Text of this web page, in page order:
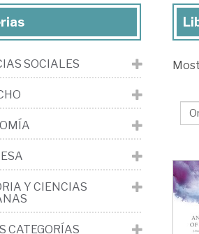
SOCIALES
Y CIENCIAS
CATEGORÍAS